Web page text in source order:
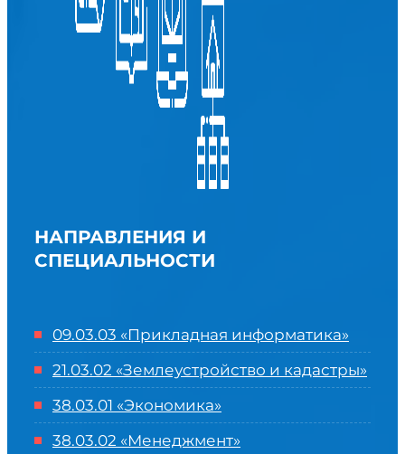
НАПРАВЛЕНИЯ И
СПЕЦИАЛЬНОСТИ
09.03.03 «Прикладная информатика»
21.03.02 «Землеустройство и кадастры»
38.03.01 «Экономика»
38.03.02 «Менеджмент»